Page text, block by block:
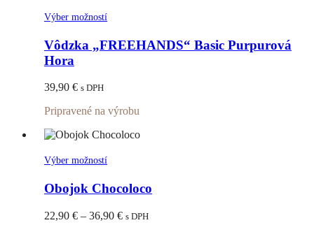
stránke
produktu.
Výber možnostíTento
má
viacero
môžete
vybrať
stránke
produktu.
Vôdzka „FREEHANDS“ Basic Purpurová
Hora
39,90 € s DPH
Pripravené na výrobu
Výber možnostíTento
má
viacero
variantov.
Možnosti
Obojok Chocoloco
22,90 € – 36,90 €Price
s DPH